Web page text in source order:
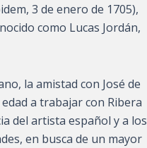
3 de enero de 1705),
como Lucas Jordán,
la amistad con José de
a trabajar con Ribera
del artista español y a los
en busca de un mayor